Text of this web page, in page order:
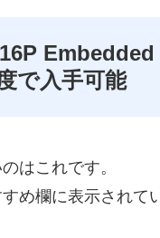
で入手可能
はこれです。
め欄に表示されて